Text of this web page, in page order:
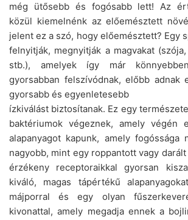
még ütősebb és fogósabb lett! Az
közül kiemelnénk az előemésztett
jelent ez a szó, hogy előemésztett? Egy
felnyitják, megnyitják a magvakat
stb.), amelyek így már
gyorsabban felszívódnak, előbb adnak
gyorsabb és egyenletesebb
ízkiválást biztosítanak. Ez egy
baktériumok végeznek, amely végén
alapanyagot kapunk, amely fogóssága
nagyobb, mint egy roppantott vagy darált
érzékeny receptoraikkal gyorsan
kiváló, magas tápértékű
májporral és egy olyan
kivonattal, amely megadja ennek a